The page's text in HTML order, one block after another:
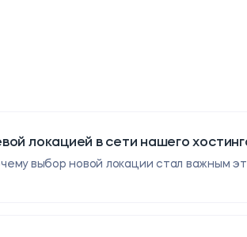
локацией в сети нашего
выбор новой локации стал важным